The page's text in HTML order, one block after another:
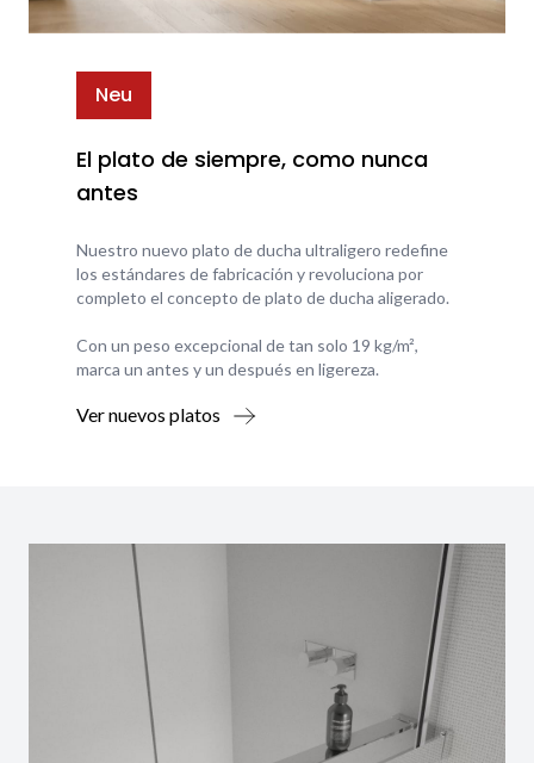
Neu
El plato de siempre, como nunca
antes
Nuestro nuevo plato de ducha ultraligero redefine
los estándares de fabricación y revoluciona por
completo el concepto de plato de ducha aligerado.
Con un peso excepcional de tan solo 19 kg/m²,
marca un antes y un después en ligereza.
Ver nuevos platos